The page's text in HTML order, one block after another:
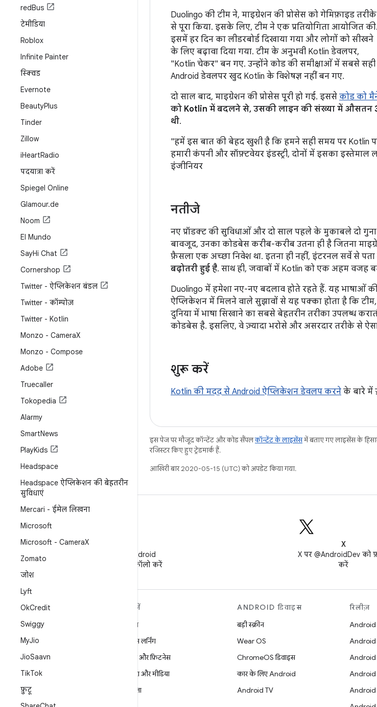
redBus
टेमीडिया
Roblox
Infinite Painter
स्क्विड
Evernote
BeautyPlus
Tinder
Zillow
iHeartRadio
पदयात्रा करें
Spiegel Online
Glamour.de
Noom
El Mundo
SayHi Chat
Cornershop
Twitter - ऐप्लिकेशन बंडल
Twitter - कॉम्पोज़
Twitter - Kotlin
Monzo - CameraX
Monzo - Compose
Adobe
Truecaller
Tokopedia
Alarmy
SmartNews
PlayKids
Headspace
Headspace ऐप्लिकेशन की बेहतरीन
सुविधाएं
Mercari - ईमेल लिखना
Microsoft
Microsoft - CameraX
Zomato
जोश
Lyft
OkCredit
Swiggy
MyJio
JioSaavn
TikTok
फ़ुटू
Duolingo की टीम ने, माइग्रेशन की प्रोसेस को गेमिफ़ाइड तरीके
से पूरा किया. इसके लिए, टीम ने एक प्रतियोगिता आयोजित की.
इसमें हर दिन का लीडरबोर्ड दिखाया गया और लोगों को सीखने
के लिए बढ़ावा दिया गया. टीम के अनुभवी Kotlin डेवलपर,
"Kotlin चेकर" बन गए. उन्होंने कोड की समीक्षाओं में सबसे
Android डेवलपर खुद Kotlin के विशेषज्ञ नहीं बन गए.
दो साल बाद, माइग्रेशन की प्रोसेस पूरी हो गई. इससे कोड को
को Kotlin में बदलने से, उसकी लाइन की संख्या में
थी.
"हमें इस बात की बेहद खुशी है कि हमने सही समय पर Kotlin
हमारी कंपनी और सॉफ़्टवेयर इंडस्ट्री, दोनों में इसका
इंजीनियर
नतीजे
नए प्रॉडक्ट की सुविधाओं और दो साल पहले के मुकाबले दो
बावजूद, उनका कोडबेस करीब-करीब उतना ही है जितना
फ़ैसला एक अच्छा निवेश था. इतना ही नहीं, इंटरनल सर्वे से
बढ़ोतरी हुई है. साथ ही, जवाबों में Kotlin को एक अहम वजह
Duolingo में हमेशा नए-नए बदलाव होते रहते हैं. यह भाषाओं की
ऐप्लिकेशन में मिलने वाले सुझावों से यह पक्का होता है कि
दुनिया में भाषा सिखाने का सबसे बेहतरीन तरीका उपलब्ध
कोडबेस है. इसलिए, वे ज़्यादा भरोसे और असरदार तरीके से
शुरू करें
Kotlin की मदद से Android ऐप्लिकेशन डेवलप करने के बारे में
इस पेज पर मौजूद कॉन्टेंट और कोड सैंपलकॉन्टेंट के लाइसेंसमें बताए गए लाइसेंस के
रजिस्टर किए हुए ट्रेडमार्क हैं.
आखिरी बार 2020-05-15 (UTC) को अपडेट किया गया.
WeChat पर Android
Developers को फ़ॉलो करें
X
X पर @AndroidDev को
करें
ANDROID के बारे में ज़्यादा
खोजें
गेमिंग
मशीन लर्निंग
सेहत और फ़िटनेस
कैमरा और मीडिया
निजता
ANDROID डिवाइस
बड़ी स्क्रीन
Wear OS
ChromeOS डिवाइस
कार के लिए Android
Android TV
रिलीज़
Android
Android
Android
Android
Android